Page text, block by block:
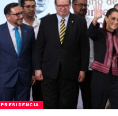
PRESIDENCIA